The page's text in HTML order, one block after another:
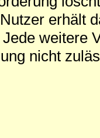
erhält
weitere
nicht